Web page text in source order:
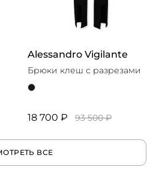
Alessandro Vigilante
Брюки клеш с разрезами
18 700 ₽ 93 500 ₽
ВСЕ